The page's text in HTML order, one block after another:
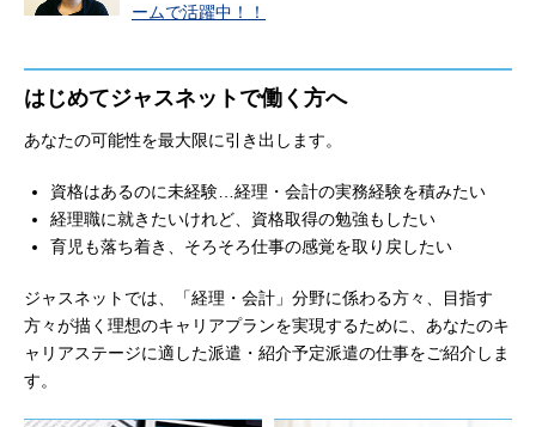
ームで活躍中！！
はじめてジャスネットで働く方へ
あなたの可能性を最大限に引き出します。
資格はあるのに未経験…経理・会計の実務経験を積みたい
経理職に就きたいけれど、資格取得の勉強もしたい
育児も落ち着き、そろそろ仕事の感覚を取り戻したい
ジャスネットでは、「経理・会計」分野に係わる方々、目指す
方々が描く理想のキャリアプランを実現するために、あなたのキ
ャリアステージに適した派遣・紹介予定派遣の仕事をご紹介しま
す。